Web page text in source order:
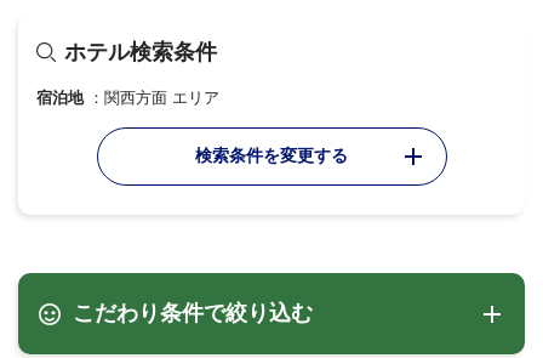
ホテル検索条件
宿泊地 関西方面 エリア
検索条件を変更する
こだわり条件で絞り込む